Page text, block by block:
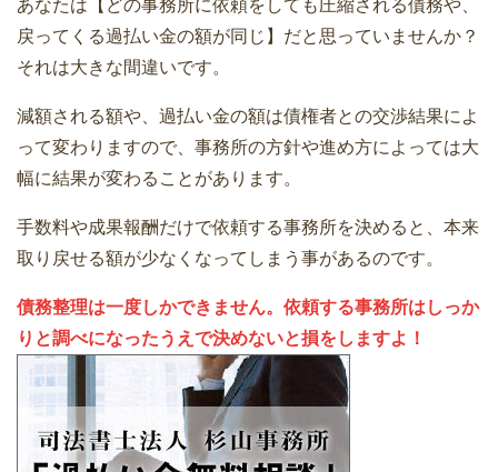
あなたは【どの事務所に依頼をしても圧縮される債務や、
戻ってくる過払い金の額が同じ】だと思っていませんか？
それは大きな間違いです。
減額される額や、過払い金の額は債権者との交渉結果によ
って変わりますので、事務所の方針や進め方によっては大
幅に結果が変わることがあります。
手数料や成果報酬だけで依頼する事務所を決めると、本来
取り戻せる額が少なくなってしまう事があるのです。
債務整理は一度しかできません。依頼する事務所はしっか
りと調べになったうえで決めないと損をしますよ！